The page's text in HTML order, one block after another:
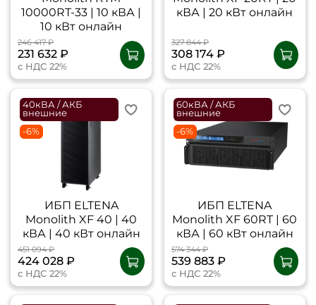
10000RT-33 | 10 кВА |
10 кВт онлайн
246 417 ₽
231 632 ₽
с НДС 22%
кВА | 20 кВт онлайн
327 844 ₽
308 174 ₽
с НДС 22%
40кВА / АКБ
внешние
-6%
ИБП ELTENA
Monolith XF 40 | 40
кВА | 40 кВт онлайн
451 094 ₽
424 028 ₽
с НДС 22%
60кВА / АКБ
внешние
-6%
ИБП ELTENA
Monolith XF 60RT | 60
кВА | 60 кВт онлайн
574 344 ₽
539 883 ₽
с НДС 22%